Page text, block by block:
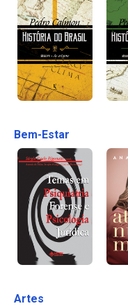
Bem-Estar
Artes